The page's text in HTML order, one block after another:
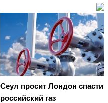
Сеул просит Лондон спасти
российский газ